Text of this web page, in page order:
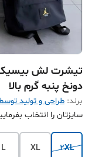
تیشرت لش بیسیک
دونخ پنبه گرم بالا
برند: طراحی و تولید
سایزتان را انتخاب
2XL
XL
L